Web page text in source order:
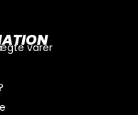
varer